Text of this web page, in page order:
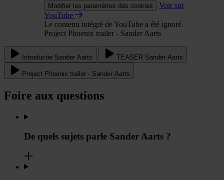
Modifier les paramètres des cookies
Voir sur
YouTube
Le contenu intégré de YouTube a été ignoré.
Project Phoenix trailer - Sander Aarts
Introductie Sander Aarts TEASER Sander Aarts
Project Phoenix trailer - Sander Aarts
Foire aux questions
De quels sujets parle Sander Aarts ?